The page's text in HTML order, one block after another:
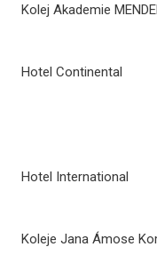
Kolej Akademie
Hotel Continental
Hotel International
Koleje Jana Ámose